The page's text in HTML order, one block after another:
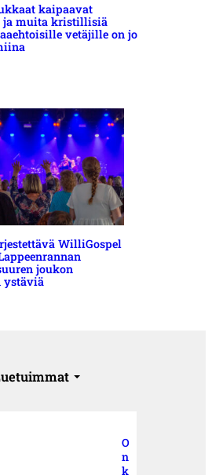
kaipaavat
ja muita kristillisiä
vetäjille on jo
WilliGospel
joukon
ystäviä
O
n
k